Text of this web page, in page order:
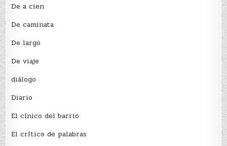
De a cien
De caminata
De largo
De viaje
diálogo
Diario
El cínico del barrio
El crí­tico de palabras